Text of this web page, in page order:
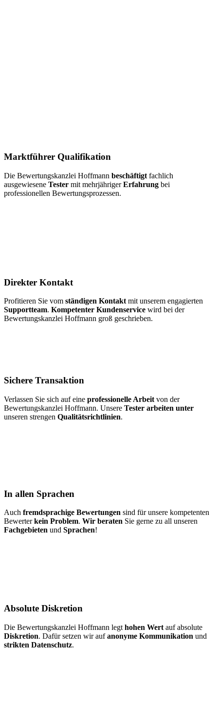
Marktführer Qualifikation
Die Bewertungskanzlei Hoffmann beschäftigt fachlich
ausgewiesene Tester mit mehrjährigerErfahrung bei
professionellen Bewertungsprozessen.
Direkter Kontakt
Profitieren Sie vom ständigen Kontaktmit unserem engagierten
Supportteam. Kompetenter Kundenservice wird bei der
Bewertungskanzlei Hoffmann groß geschrieben.
Sichere Transaktion
Verlassen Sie sich auf eine professionelle Arbeit von der
Bewertungskanzlei Hoffmann. Unsere Tester arbeiten unter
unseren strengen Qualitätsrichtlinien.
In allen Sprachen
Auch fremdsprachige Bewertungen sind für unsere kompetenten
Bewerterkein Problem. Wir beraten Sie gerne zu all unseren
Fachgebieten und Sprachen!
Absolute Diskretion
Die Bewertungskanzlei Hoffmann legt hohen Wert auf absolute
Diskretion. Dafür setzen wir aufanonyme Kommunikation und
strikten Datenschutz.